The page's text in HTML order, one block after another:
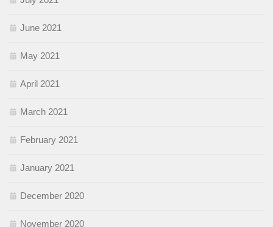
June 2021
May 2021
April 2021
March 2021
February 2021
January 2021
December 2020
November 2020